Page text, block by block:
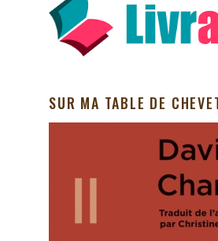
SUR MA TABLE DE